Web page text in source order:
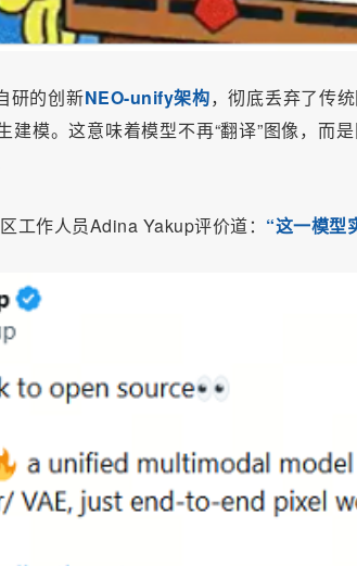
研的创新NEO-unify架构，彻底丢弃了传
模。这意味着模型不再“翻译”图像，而是
工作人员Adina Yakup评价道： “这一模型